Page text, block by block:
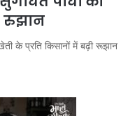
रुझान
के प्रति किसानों में बढ़ी रूझान